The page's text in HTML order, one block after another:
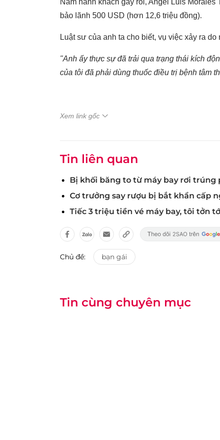
Nam hành khách gây rối, Angel Luis
bảo lãnh 500 USD (hơn 12,6 triệu đồng).
Luật sư của anh ta cho biết, vụ việc xảy ra
"Anh ấy thực sự đã trải qua trạng thái kích
của tôi đã phải dùng thuốc điều trị bệnh tâm
Xem link gốc
Tin liên quan
Bị khối băng to từ máy bay rơi
Cơ trưởng say rượu bị bắt khẩn cấp
Tiếc 3 triệu tiền vé máy bay, tôi tởn
Chủ đề: bạn gái
Tin cùng chuyên mục